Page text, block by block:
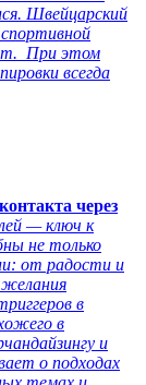
Швейцарский
При этом
всегда
через
— ключ к
не только
от радости и
в
в
и
о подходах